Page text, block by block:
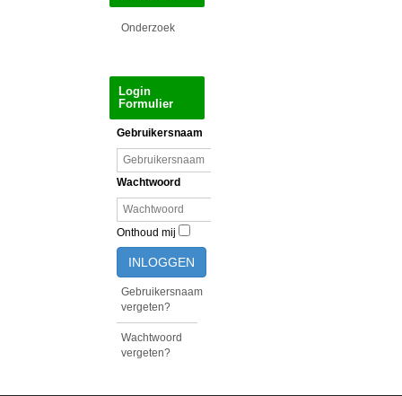
Onderzoek
Login
Formulier
Gebruikersnaam
Wachtwoord
Onthoud mij
INLOGGEN
Gebruikersnaam
vergeten?
Wachtwoord
vergeten?